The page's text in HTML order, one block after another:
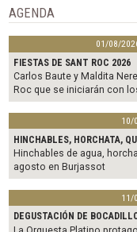
AGENDA
01/08/
FIESTAS DE SANT ROC 2026
Carlos Baute y Maldita
Roc que se iniciarán con
10/
HINCHABLES, HORCHATA,
Hinchables de agua,
agosto en Burjassot
11/
DEGUSTACIÓN DE